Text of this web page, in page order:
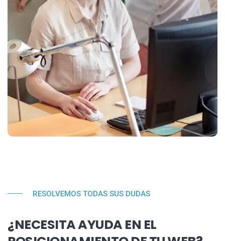
RESOLVEMOS TODAS SUS DUDAS
¿NECESITA AYUDA EN EL